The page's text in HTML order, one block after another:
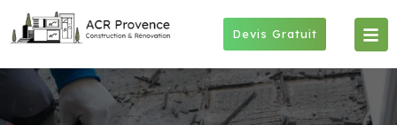
Devis Gratuit